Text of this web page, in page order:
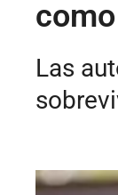
Las